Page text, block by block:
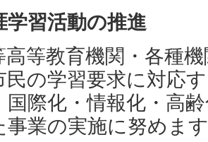
学習活動の推進
高等教育機関・各種
民の学習要求に対応
国際化・情報化・高
事業の実施に努めま